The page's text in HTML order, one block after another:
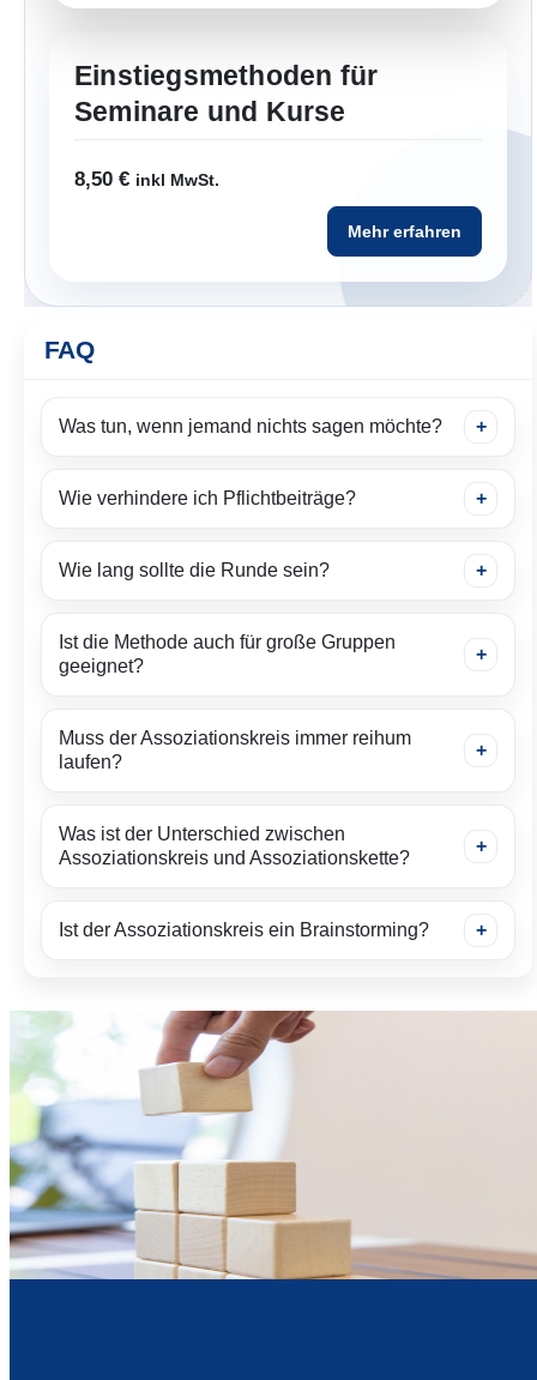
Einstiegsmethoden für
Seminare und Kurse
8,50 € inkl MwSt.
Mehr erfahren
FAQ
Was tun, wenn jemand nichts sagen möchte?
Wie verhindere ich Pflichtbeiträge?
Wie lang sollte die Runde sein?
Ist die Methode auch für große Gruppen
geeignet?
Muss der Assoziationskreis immer reihum
laufen?
Was ist der Unterschied zwischen
Assoziationskreis und Assoziationskette?
Ist der Assoziationskreis ein Brainstorming?